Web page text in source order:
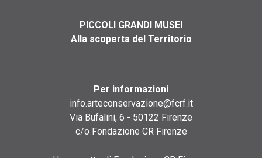
PICCOLI GRANDI MUSEI
Alla scoperta del Territorio
Per informazioni
info.arteconservazione@fcrf.it
Via Bufalini, 6 - 50122 Firenze
c/o Fondazione CR Firenze